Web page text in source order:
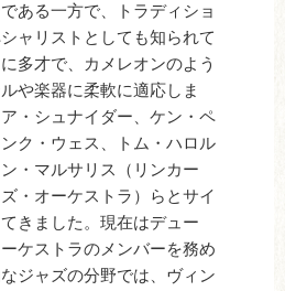
ある一方で、トラディショ
ャリストとしても知られて
多才で、カメレオンのよう
や楽器に柔軟に適応しま
・シュナイダー、ケン・ペ
ク・ウェス、トム・ハロル
・マルサリス（リンカー
・オーケストラ）らとサイ
きました。現在はデュー
ケストラのメンバーを務め
ジャズの分野では、ヴィン